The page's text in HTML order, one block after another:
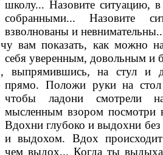
школу... Назовите ситуацию,
собранными... Назовите
взволнованы и
вам показать, как можно
себя уверенным, довольным и
выпрямившись, на стул и
прямо. Положи руки на
чтобы ладони смотрели
мысленным взором посмотри
Вдохни глубоко и выдохни
и выдохом. Вдох происходит
чем выдох... Когда ты